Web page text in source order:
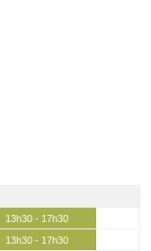
13h30 - 17h30
13h30 - 17h30